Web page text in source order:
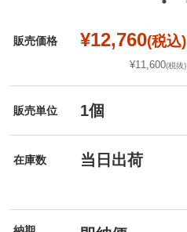
販売価格 ¥12,760(税込)
¥11,600(税抜)
販売単位 1個
在庫数 当日出荷